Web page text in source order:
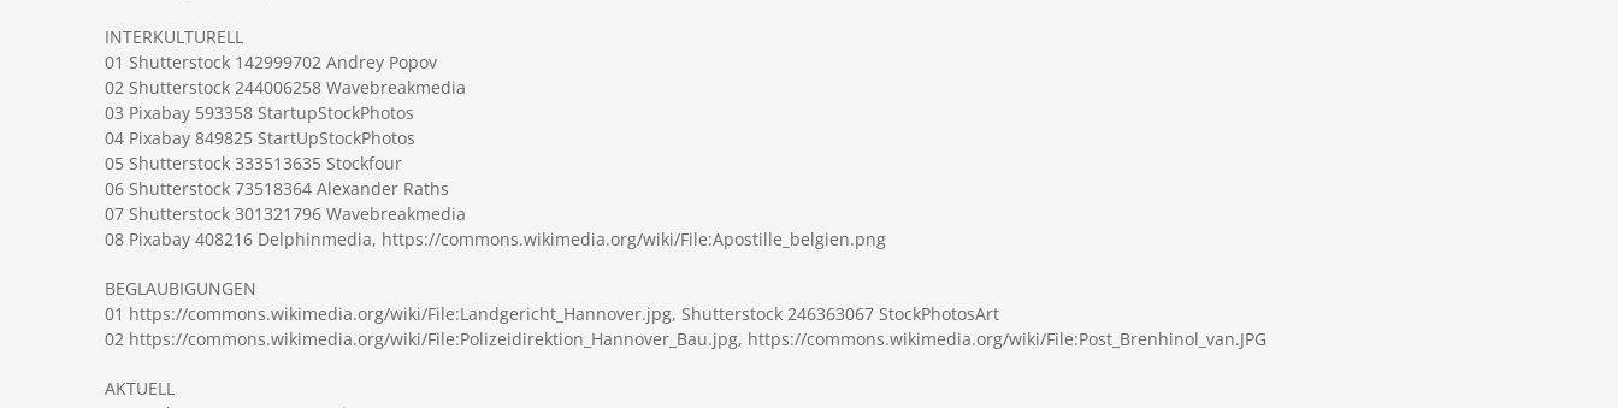
INTERKULTURELL
01 Shutterstock 142999702 Andrey Popov
02 Shutterstock 244006258 Wavebreakmedia
03 Pixabay 593358 StartupStockPhotos
04 Pixabay 849825 StartUpStockPhotos
05 Shutterstock 333513635 Stockfour
06 Shutterstock 73518364 Alexander Raths
07 Shutterstock 301321796 Wavebreakmedia
08 Pixabay 408216 Delphinmedia, https://commons.wikimedia.org/wiki/File:Apostille_belgien.png
BEGLAUBIGUNGEN
01 https://commons.wikimedia.org/wiki/File:Landgericht_Hannover.jpg, Shutterstock 246363067 StockPhotosArt
02 https://commons.wikimedia.org/wiki/File:Polizeidirektion_Hannover_Bau.jpg, https://commons.wikimedia.org/wiki/File:Post_Brenhinol_van.JPG
AKTUELL